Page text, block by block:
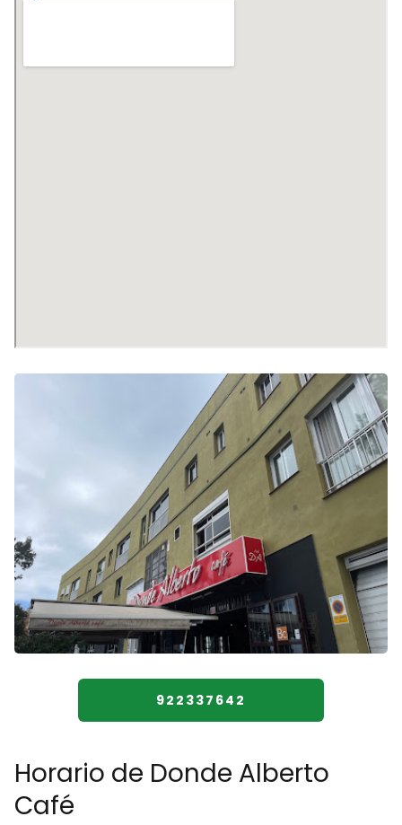
922337642
Horario de Donde Alberto
Café